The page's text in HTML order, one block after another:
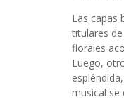
Las capas
titulares
florales
Luego,
musical se